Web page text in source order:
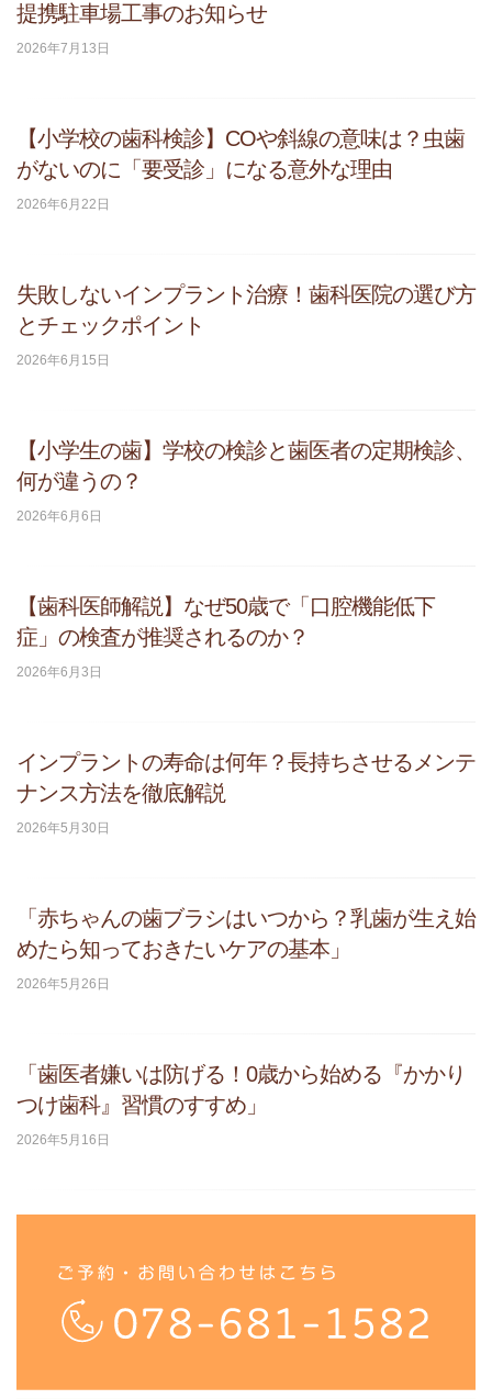
提携駐車場工事のお知らせ
2026年7月13日
【小学校の歯科検診】COや斜線の意味は？虫歯
がないのに「要受診」になる意外な理由
2026年6月22日
失敗しないインプラント治療！歯科医院の選び方
とチェックポイント
2026年6月15日
【小学生の歯】学校の検診と歯医者の定期検診、
何が違うの？
2026年6月6日
【歯科医師解説】なぜ50歳で「口腔機能低下
症」の検査が推奨されるのか？
2026年6月3日
インプラントの寿命は何年？長持ちさせるメンテ
ナンス方法を徹底解説
2026年5月30日
「赤ちゃんの歯ブラシはいつから？乳歯が生え始
めたら知っておきたいケアの基本」
2026年5月26日
「歯医者嫌いは防げる！0歳から始める『かかり
つけ歯科』習慣のすすめ」
2026年5月16日